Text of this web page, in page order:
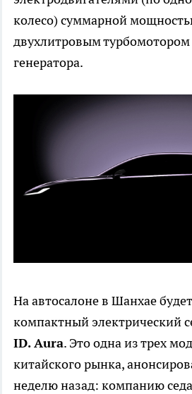
колесо) суммарной
двухлитровым турбомотором
генератора.
На автосалоне в Шанхае
компактный электрический
ID.Aura. Это одна из трех
китайского рынка,
неделю назад: компанию